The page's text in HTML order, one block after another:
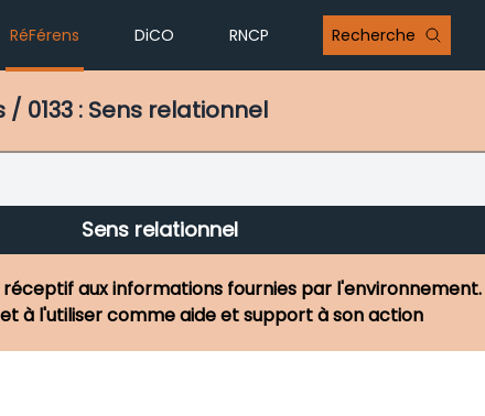
RéFérens DiCO RNCP Recherche
: Sens relationnel
Sens relationnel
aux informations fournies par
à l'utiliser comme aide et support à son action